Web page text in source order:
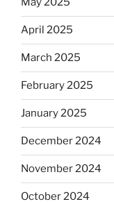
April 2025
March 2025
February 2025
January 2025
December 2024
November 2024
October 2024